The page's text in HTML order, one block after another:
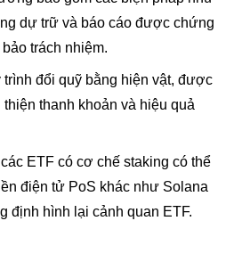
dự trữ và báo cáo được chứng
trách nhiệm.
trình đổi quỹ bằng hiện vật, được
thanh khoản và hiệu quả
ETF có cơ chế staking có thể
điện tử PoS khác như Solana
định hình lại cảnh quan ETF.